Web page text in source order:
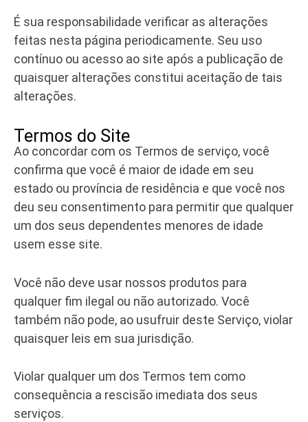
É sua responsabilidade verificar as alterações
feitas nesta página periodicamente. Seu uso
contínuo ou acesso ao site após a publicação de
quaisquer alterações constitui aceitação de tais
alterações.
Termos do Site
Ao concordar com os Termos de serviço, você
confirma que você é maior de idade em seu
estado ou província de residência e que você nos
deu seu consentimento para permitir que qualquer
um dos seus dependentes menores de idade
usem esse site.
Você não deve usar nossos produtos para
qualquer fim ilegal ou não autorizado. Você
também não pode, ao usufruir deste Serviço, violar
quaisquer leis em sua jurisdição.
Violar qualquer um dos Termos tem como
consequência a rescisão imediata dos seus
serviços.